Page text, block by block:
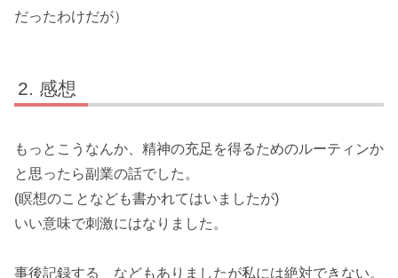
だったわけだが）
感想
もっとこうなんか、精神の充足を得るためのルーティンか
と思ったら副業の話でした。
(瞑想のことなども書かれてはいましたが)
いい意味で刺激にはなりました。
事後記録する などもありましたが私には絶対できない。